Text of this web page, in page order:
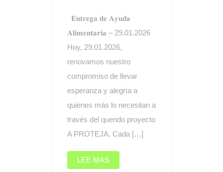
𝐄𝐧𝐭𝐫𝐞𝐠𝐚 𝐝𝐞 𝐀𝐲𝐮𝐝𝐚
𝐀𝐥𝐢𝐦𝐞𝐧𝐭𝐚𝐫𝐢𝐚 – 29.01.2026
Hoy, 29.01.2026,
renovamos nuestro
compromiso de llevar
esperanza y alegría a
quienes más lo necesitan a
través del querido proyecto
A PROTEJA. Cada […]
LEE MAS